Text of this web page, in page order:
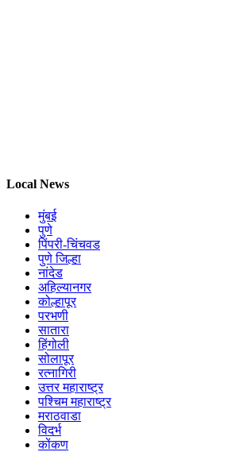
Local News
मुंबई
पुणे
पिंपरी-चिंचवड
पुणे जिल्हा
नांदेड
अहिल्यानगर
कोल्हापूर
परभणी
सातारा
हिंगोली
सोलापूर
रत्नागिरी
उत्तर महाराष्ट्र
पश्चिम महाराष्ट्र
मराठवाडा
विदर्भ
कोंकण